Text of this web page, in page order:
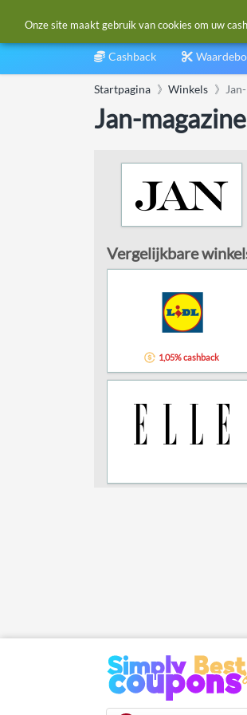
Cashback
Startpagina Winkels
Jan-
Vergelijkbare
1,05% cashback
Onze site maakt gebruik van cookies om uw